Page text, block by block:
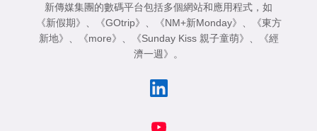
新傳媒集團的數碼平台包括多個網站和應用程式，如
《新假期》
《GOtrip》 《NM+新Monday》
《東方
新地》
《more》 《Sunday Kiss 親子童萌》
《經
濟一週》
。